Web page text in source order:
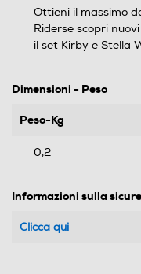
Ottieni il massimo
Riderse scopri
il set Kirby e Stella
Dimensioni - Peso
Peso-Kg
0,2
Informazioni sulla
Clicca qui